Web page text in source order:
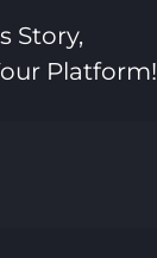
Story,
Platform!